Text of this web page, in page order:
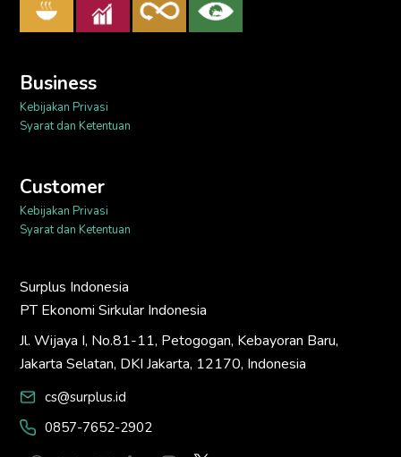
Business
Kebijakan Privasi
Syarat dan Ketentuan
Customer
Kebijakan Privasi
Syarat dan Ketentuan
Surplus Indonesia
PT Ekonomi Sirkular Indonesia
Jl. Wijaya I, No.81-11, Petogogan, Kebayoran Baru,
Jakarta Selatan, DKI Jakarta, 12170, Indonesia
cs@surplus.id
0857-7652-2902